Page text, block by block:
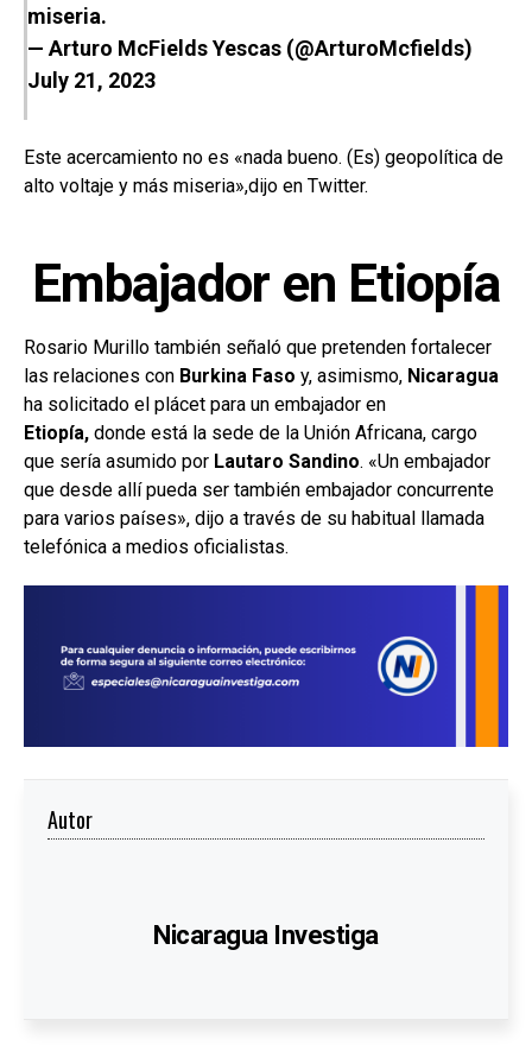
miseria.
— Arturo McFields Yescas (@ArturoMcfields)
July 21, 2023
Este acercamiento no es «nada bueno. (Es) geopolítica de
alto voltaje y más miseria»,dijo en Twitter.
Embajador en Etiopía
Rosario Murillo también señaló que pretenden fortalecer
las relaciones con Burkina Faso y, asimismo, Nicaragua
ha solicitado el plácet para un embajador en
Etiopía, donde está la sede de la Unión Africana, cargo
que sería asumido por Lautaro Sandino. «Un embajador
que desde allí pueda ser también embajador concurrente
para varios países», dijo a través de su habitual llamada
telefónica a medios oficialistas.
Autor
Nicaragua Investiga